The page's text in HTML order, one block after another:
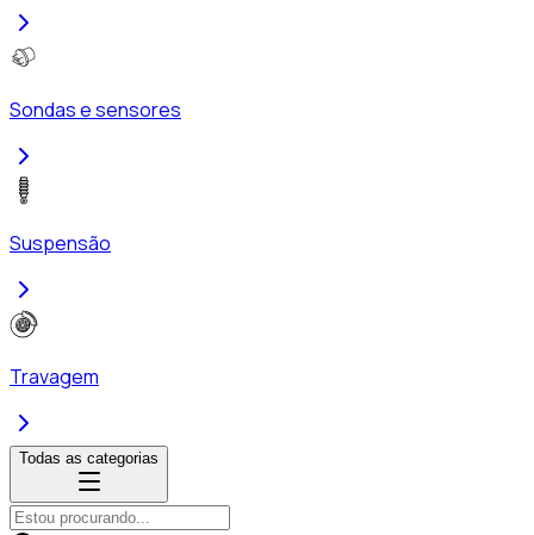
Sondas e sensores
Suspensão
Travagem
Todas as categorias